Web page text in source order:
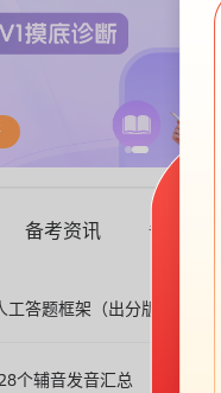
答题框架（出分版）
个辅音发音汇总
备考资讯 备考干货